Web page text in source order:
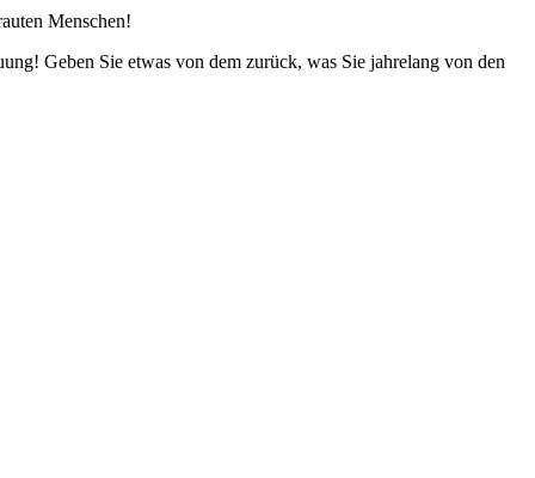
Menschen!
Geben Sie etwas von dem zurück, was Sie jahrelang von den